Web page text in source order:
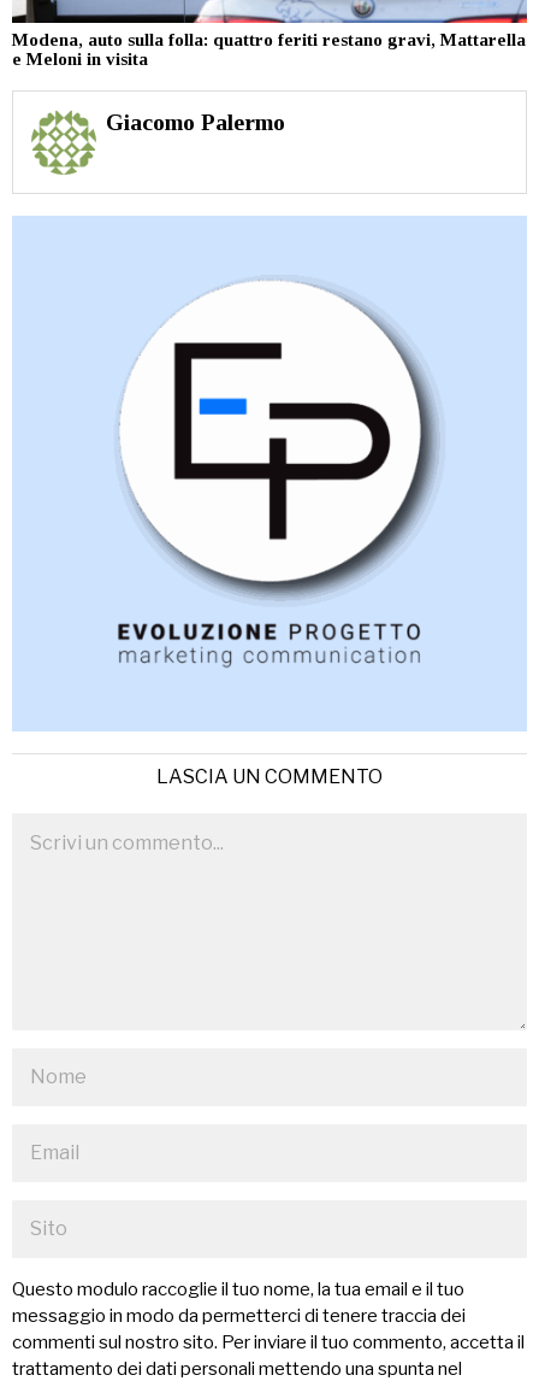
Modena, auto sulla folla: quattro feriti restano gravi, Mattarella
e Meloni in visita
Giacomo Palermo
LASCIA UN COMMENTO
Questo modulo raccoglie il tuo nome, la tua email e il tuo
messaggio in modo da permetterci di tenere traccia dei
commenti sul nostro sito. Per inviare il tuo commento, accetta il
trattamento dei dati personali mettendo una spunta nel